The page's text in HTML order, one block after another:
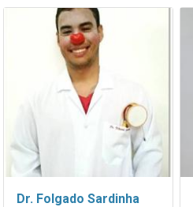
Dr. Folgado Sardinha